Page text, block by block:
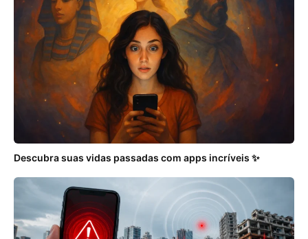
Descubra suas vidas passadas com apps incríveis ✨